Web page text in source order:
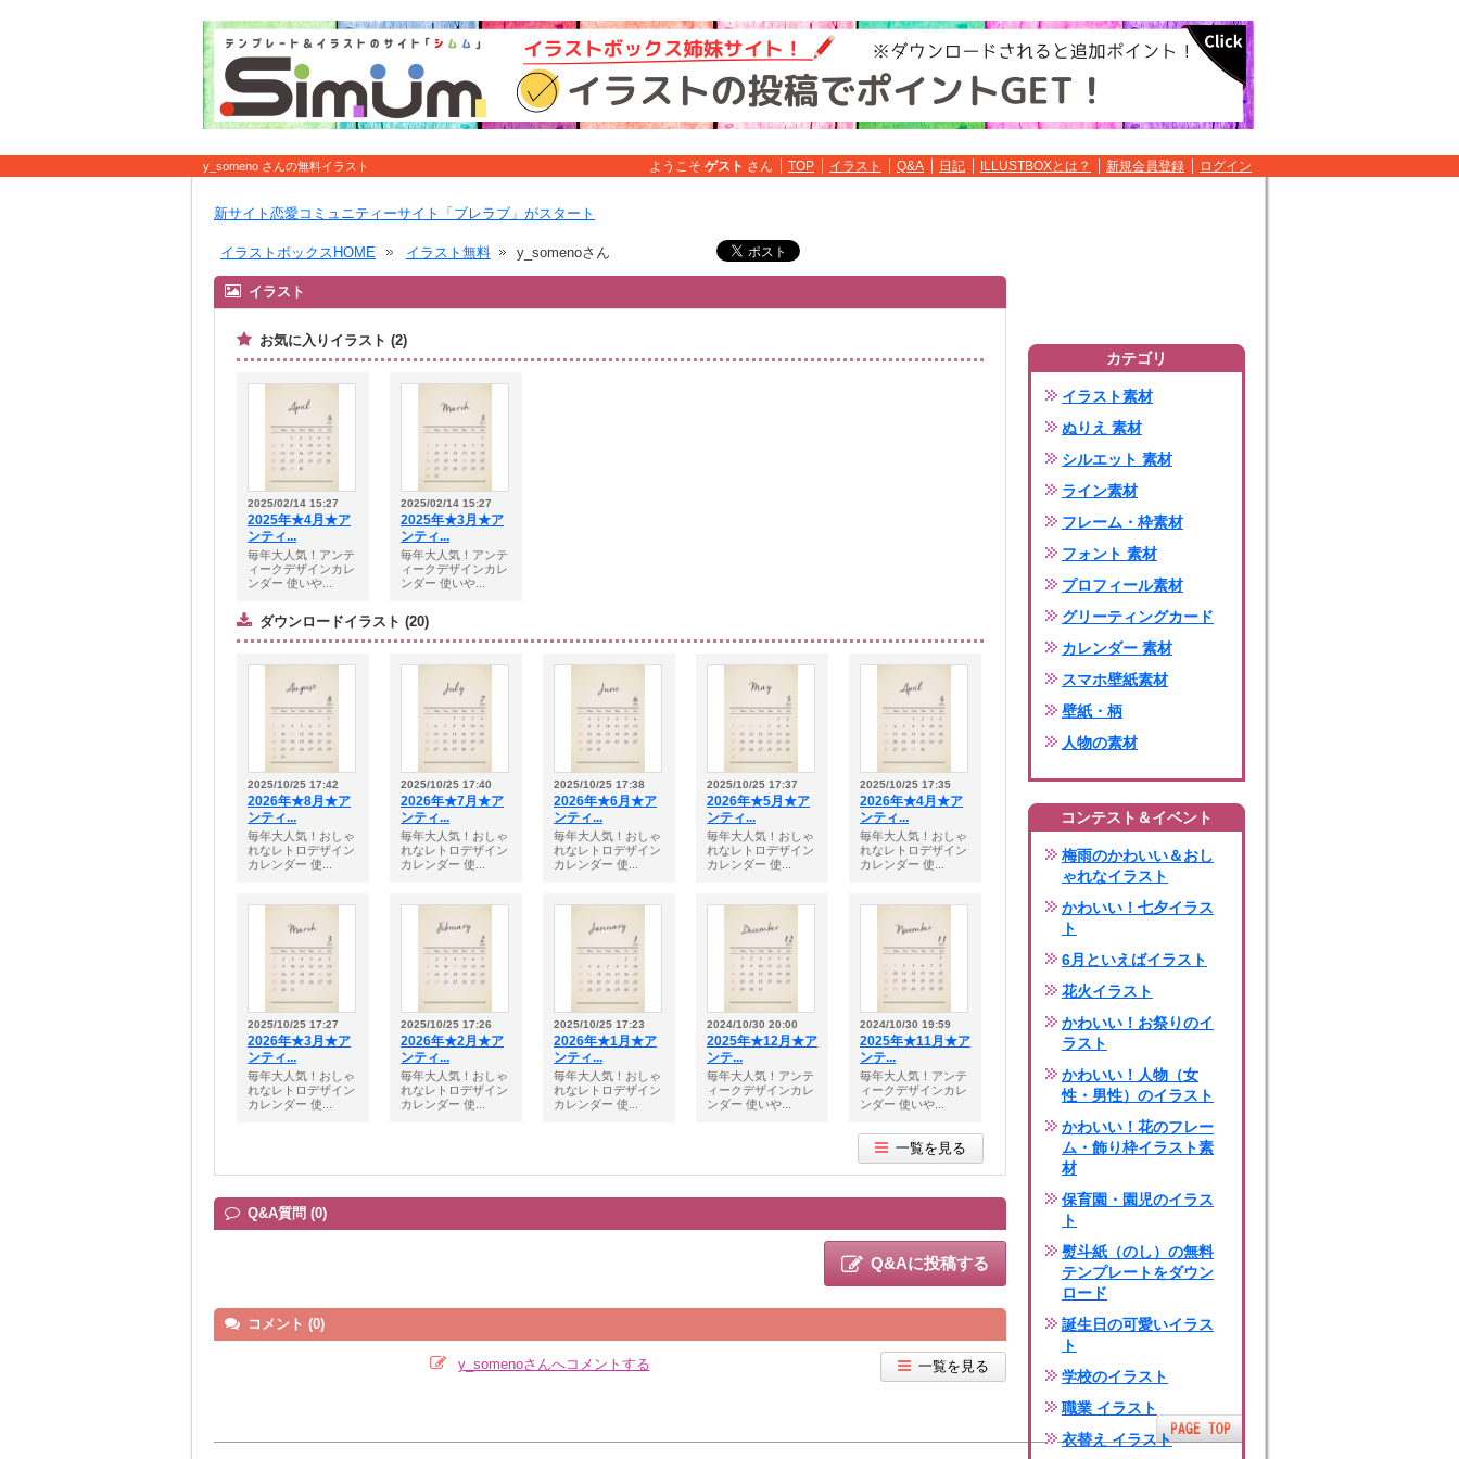
y_someno さんの無料イラスト ようこそ ゲスト さん TOP イラスト Q&A 日記 ILLUSTBOXとは？ 新規会員登録 ログイン
新サイト恋愛コミュニティーサイト「ブレラブ」がスタート
イラストボックスHOME イラスト無料 y_somenoさん
イラスト
お気に入りイラスト (2)
2025/02/14 15:27
2025年★4月★ア
ンティ...
毎年大人気！アンテ
ィークデザインカレ
ンダー 使いや...
2025/02/14 15:27
2025年★3月★ア
ンティ...
毎年大人気！アンテ
ィークデザインカレ
ンダー 使いや...
ダウンロードイラスト (20)
2025/10/25 17:42
2026年★8月★ア
ンティ...
毎年大人気！おしゃ
れなレトロデザイン
カレンダー 使...
2025/10/25 17:40
2026年★7月★ア
ンティ...
毎年大人気！おしゃ
れなレトロデザイン
カレンダー 使...
2025/10/25 17:38
2026年★6月★ア
ンティ...
毎年大人気！おしゃ
れなレトロデザイン
カレンダー 使...
2025/10/25 17:37
2026年★5月★ア
ンティ...
毎年大人気！おしゃ
れなレトロデザイン
カレンダー 使...
2025/10/25 17:35
2026年★4月★ア
ンティ...
毎年大人気！おしゃ
れなレトロデザイン
カレンダー 使...
2025/10/25 17:27
2026年★3月★ア
ンティ...
毎年大人気！おしゃ
れなレトロデザイン
カレンダー 使...
2025/10/25 17:26
2026年★2月★ア
ンティ...
毎年大人気！おしゃ
れなレトロデザイン
カレンダー 使...
2025/10/25 17:23
2026年★1月★ア
ンティ...
毎年大人気！おしゃ
れなレトロデザイン
カレンダー 使...
2024/10/30 20:00
2025年★12月★ア
ンテ...
毎年大人気！アンテ
ィークデザインカレ
ンダー 使いや...
2024/10/30 19:59
2025年★11月★ア
ンテ...
毎年大人気！アンテ
ィークデザインカレ
ンダー 使いや...
一覧を見る
Q&A質問 (0)
Q&Aに投稿する
コメント (0)
y_somenoさんへコメントする 一覧を見る
カテゴリ
イラスト素材
ぬりえ 素材
シルエット 素材
ライン素材
フレーム・枠素材
フォント 素材
プロフィール素材
グリーティングカード
カレンダー 素材
スマホ壁紙素材
壁紙・柄
人物の素材
コンテスト＆イベント
梅雨のかわいい＆おし
ゃれなイラスト
かわいい！七夕イラス
ト
6月といえばイラスト
花火イラスト
かわいい！お祭りのイ
ラスト
かわいい！人物（女
性・男性）のイラスト
かわいい！花のフレー
ム・飾り枠イラスト素
材
保育園・園児のイラス
ト
熨斗紙（のし）の無料
テンプレートをダウン
ロード
誕生日の可愛いイラス
ト
学校のイラスト
職業 イラスト
衣替え イラスト